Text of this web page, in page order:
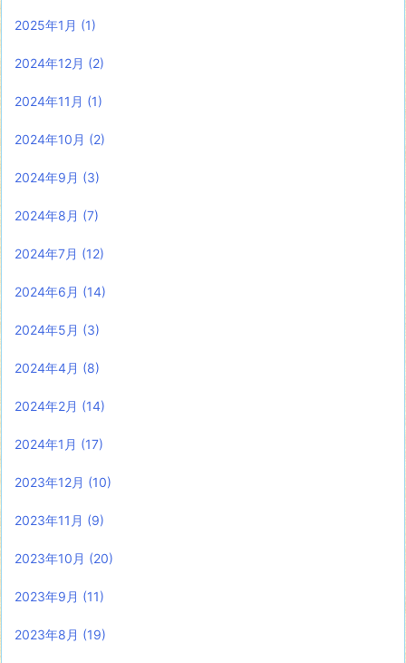
2025年1月 (1)
2024年12月 (2)
2024年11月 (1)
2024年10月 (2)
2024年9月 (3)
2024年8月 (7)
2024年7月 (12)
2024年6月 (14)
2024年5月 (3)
2024年4月 (8)
2024年2月 (14)
2024年1月 (17)
2023年12月 (10)
2023年11月 (9)
2023年10月 (20)
2023年9月 (11)
2023年8月 (19)